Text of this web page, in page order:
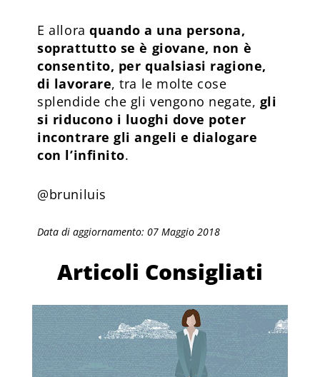
E alloraquando a una persona,
soprattutto se è giovane, non è
consentito, per qualsiasi ragione,
di lavorare, tra le molte cose
splendide che gli vengono negate, gli
si riducono i luoghi dove poter
incontrare gli angeli e dialogare
con l’infinito.
@bruniluis
Data di aggiornamento: 07 Maggio 2018
Articoli Consigliati